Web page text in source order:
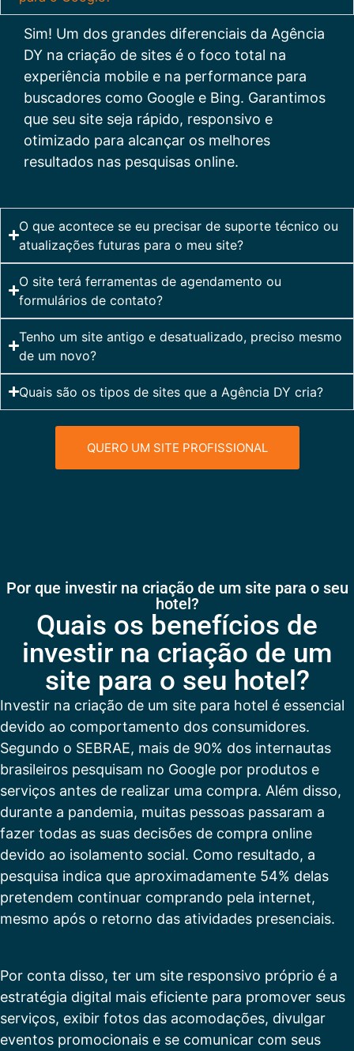
Sim! Um dos grandes diferenciais da Agência
DY na criação de sites é o foco total na
experiência mobile e na performance para
buscadores como Google e Bing. Garantimos
que seu site seja rápido, responsivo e
otimizado para alcançar os melhores
resultados nas pesquisas online.
O que acontece se eu precisar de suporte técnico ou
atualizações futuras para o meu site?
O site terá ferramentas de agendamento ou
formulários de contato?
Tenho um site antigo e desatualizado, preciso mesmo
de um novo?
Quais são os tipos de sites que a Agência DY cria?
QUERO UM SITE PROFISSIONAL
Por que investir na criação de um site para o seu
hotel?
Quais os benefícios de
investir na criação de um
site para o seu hotel?
Investir na criação de um site para hotel é essencial
devido ao comportamento dos consumidores.
Segundo o SEBRAE, mais de 90% dos internautas
brasileiros pesquisam no Google por produtos e
serviços antes de realizar uma compra. Além disso,
durante a pandemia, muitas pessoas passaram a
fazer todas as suas decisões de compra online
devido ao isolamento social. Como resultado, a
pesquisa indica que aproximadamente 54% delas
pretendem continuar comprando pela internet,
mesmo após o retorno das atividades presenciais.
Por conta disso, ter um site responsivo próprio é a
estratégia digital mais eficiente para promover seus
serviços, exibir fotos das acomodações, divulgar
eventos promocionais e se comunicar com seus